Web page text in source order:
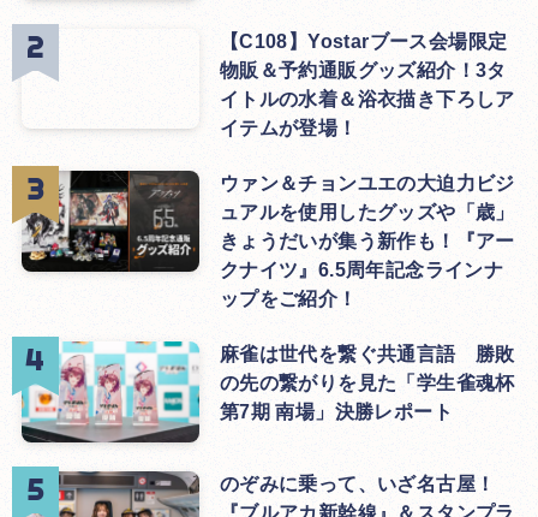
【C108】Yostarブース会場限定
物販＆予約通販グッズ紹介！3タ
イトルの水着＆浴衣描き下ろしア
イテムが登場！
ウァン＆チョンユエの大迫力ビジ
ュアルを使用したグッズや「歳」
きょうだいが集う新作も！『アー
クナイツ』6.5周年記念ラインナ
ップをご紹介！
麻雀は世代を繋ぐ共通言語 勝敗
の先の繋がりを見た「学生雀魂杯
第7期 南場」決勝レポート
のぞみに乗って、いざ名古屋！
『ブルアカ新幹線』＆スタンプラ